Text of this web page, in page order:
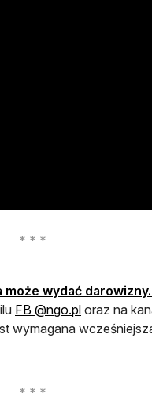
wydać
FB @ngo.plotwiera się
oraz na
wymagana